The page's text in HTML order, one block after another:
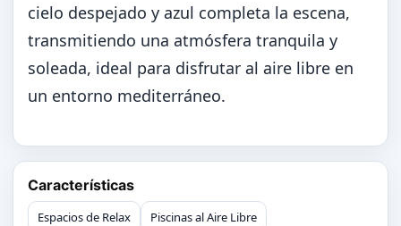
cielo despejado y azul completa la escena,
transmitiendo una atmósfera tranquila y
soleada, ideal para disfrutar al aire libre en
un entorno mediterráneo.
Características
Espacios de Relax Piscinas al Aire Libre